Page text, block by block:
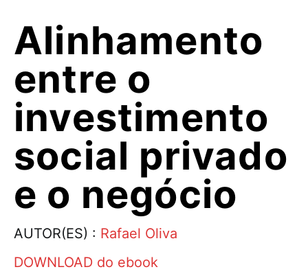
Alinhamento
entre o
investimento
social privado
e o negócio
AUTOR(ES) : Rafael Oliva
DOWNLOAD do ebook